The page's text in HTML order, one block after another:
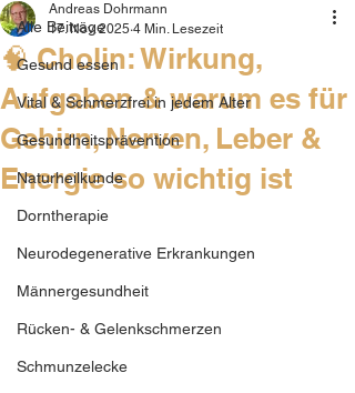
Alle Beiträge
Gesund essen
Vital & Schmerzfrei in jedem Alter
Gesundheitsprävention
Naturheilkunde
Dorntherapie
Neurodegenerative Erkrankungen
Männergesundheit
Rücken- & Gelenkschmerzen
Schmunzelecke
🧠 Cholin: Wirkung,
Aufgaben & warum es für
Gehirn, Nerven, Leber &
Energie so wichtig ist
Andreas Dohrmann
17. Nov. 2025 4 Min. Lesezeit